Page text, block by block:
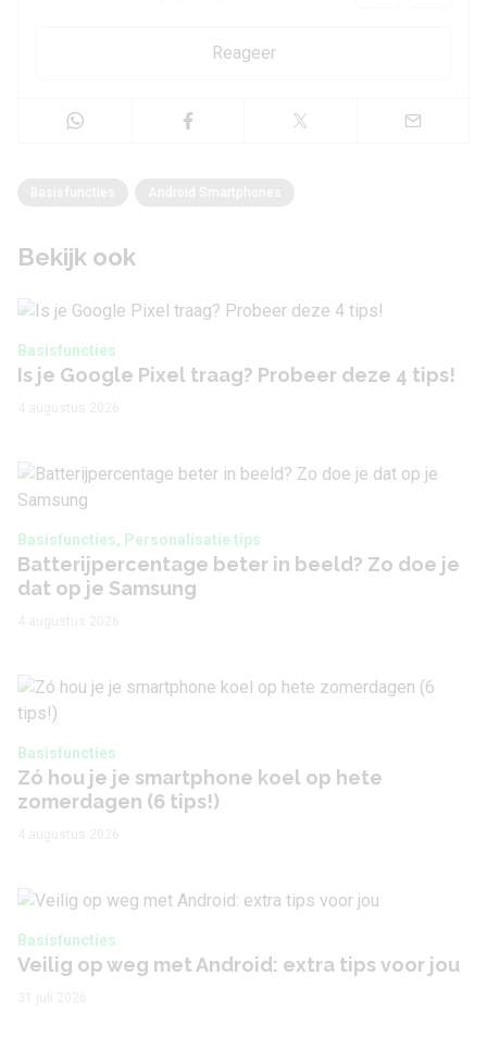
Reageer
Bekijk ook
Basisfuncties
Is je Google Pixel traag? Probeer deze 4 tips!
Basisfuncties, Personalisatie tips
Batterijpercentage beter in beeld? Zo doe je
dat op je Samsung
Basisfuncties
Zó hou je je smartphone koel op hete
zomerdagen (6 tips!)
Basisfuncties
Veilig op weg met Android: extra tips voor jou